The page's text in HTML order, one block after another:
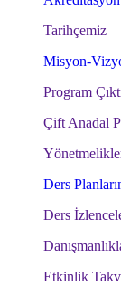
Tarihçemiz
Misyon-
Program
Çift Anadal
Ders
Ders
Etkinlik